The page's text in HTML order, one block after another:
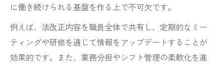
に働き続けられる基盤を作る上で不可欠です。
例えば、法改正内容を職員全体で共有し、定期的なミー
ティングや研修を通じて情報をアップデートすることが
効果的です。また、業務分担やシフト管理の柔軟化を進